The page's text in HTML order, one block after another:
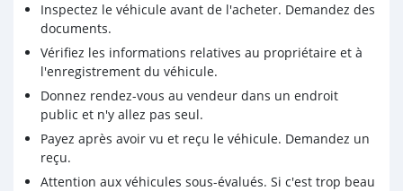
Inspectez le véhicule avant de l'acheter. Demandez des
documents.
Vérifiez les informations relatives au propriétaire et à
l'enregistrement du véhicule.
Donnez rendez-vous au vendeur dans un endroit
public et n'y allez pas seul.
Payez après avoir vu et reçu le véhicule. Demandez un
reçu.
Attention aux véhicules sous-évalués. Si c'est trop beau